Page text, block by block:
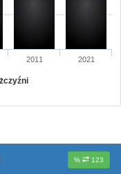
2011 2021
% 123